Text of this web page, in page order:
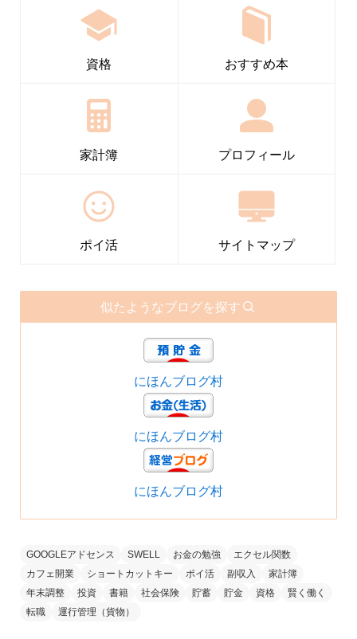
資格 おすすめ本
家計簿 プロフィール
ポイ活 サイトマップ
似たようなブログを探す
にほんブログ村
にほんブログ村
にほんブログ村
GOOGLEアドセンス SWELL お金の勉強
エクセル関数
カフェ開業
ショートカットキー ポイ活 副収入
家計簿
年末調整
投資 書籍 社会保険 貯蓄 貯金 資格
賢く働く
転職
運行管理（貨物）